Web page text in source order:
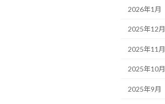
2026年1月
2025年12月
2025年11月
2025年10月
2025年9月